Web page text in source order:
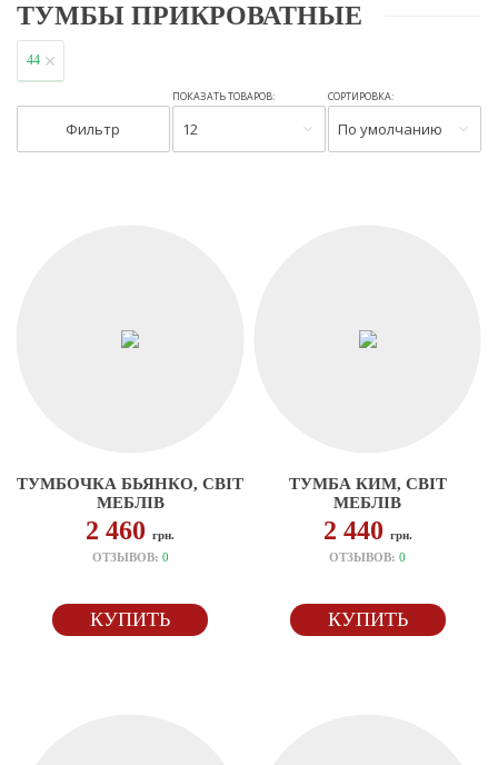
ТУМБЫ ПРИКРОВАТНЫЕ
44
Фильтр
ПОКАЗАТЬ ТОВАРОВ:
12
СОРТИРОВКА:
По умолчанию
ТУМБОЧКА БЬЯНКО, СВІТ
МЕБЛІВ
2 460грн.
ОТЗЫВОВ: 0
КУПИТЬ
ТУМБА КИМ, СВІТ
МЕБЛІВ
2 440 грн.
ОТЗЫВОВ:0
КУПИТЬ